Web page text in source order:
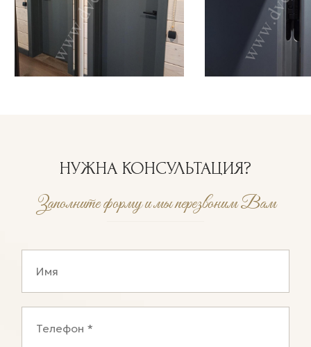
НУЖНА КОНСУЛЬТАЦИЯ?
Заполните форму и мы перезвоним Вам